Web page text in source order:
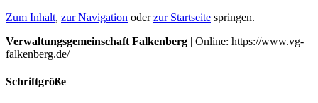
Zum Inhalt, zur Navigation oderzur Startseite springen.
Verwaltungsgemeinschaft Falkenberg | Online: https://www.vg-
falkenberg.de/
Schriftgröße